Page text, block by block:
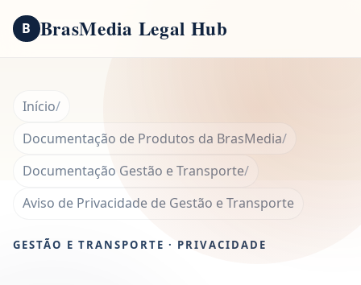
B BrasMedia Legal Hub
Início
Documentação de Produtos da BrasMedia
Documentação Gestão e Transporte
Aviso de Privacidade de Gestão e Transporte
GESTÃO E TRANSPORTE · PRIVACIDADE